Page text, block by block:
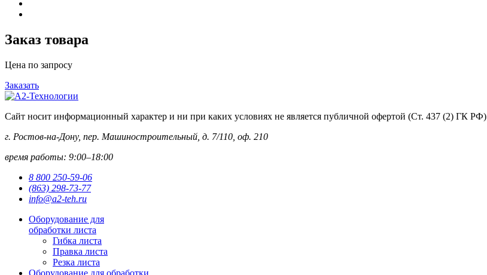
Заказ товара
Цена по запросу
Заказать
Сайт носит информационный характер и ни при каких условиях не является публичной офертой (Ст. 437 (2) ГК РФ)
г. Ростов-на-Дону, пер. Машиностроительный, д. 7/110, оф. 210
время работы: 9:00–18:00
8 800 250-59-06
(863) 298-73-77
info@a2-teh.ru
Оборудование для
обработки листа
Гибка листа
Правка листа
Резка листа